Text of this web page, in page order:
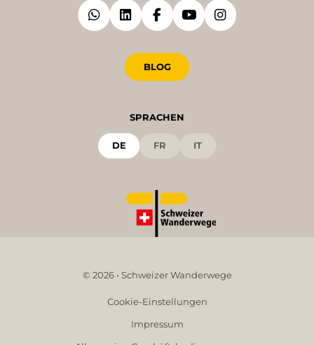
BLOG
SPRACHEN
DE FR IT
© 2026 • Schweizer Wanderwege
Cookie-Einstellungen
Impressum